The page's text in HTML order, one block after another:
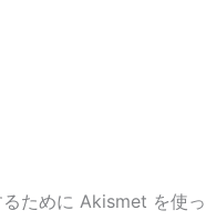
ために Akismet を使っ